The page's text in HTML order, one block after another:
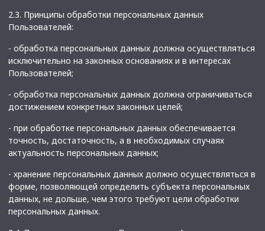
2.3. Принципы обработки персональных данных
Пользователей:
- обработка персональных данных должна осуществляться
исключительно на законных основаниях и в интересах
Пользователей;
- обработка персональных данных должна ограничиваться
достижением конкретных законных целей;
- при обработке персональных данных обеспечивается
точность, достаточность, а в необходимых случаях
актуальность персональных данных;
- хранение персональных данных должно осуществляться в
форме, позволяющей определить субъекта персональных
данных, не дольше, чем этого требуют цели обработки
персональных данных.